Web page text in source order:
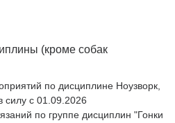
(кроме собак
по дисциплине Ноузворк,
силу с 01.09.2026
по группе дисциплин "Гонки